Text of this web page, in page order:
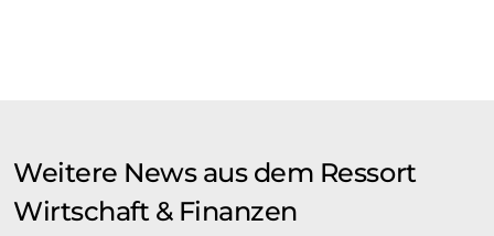
Weitere News aus dem Ressort
Wirtschaft & Finanzen